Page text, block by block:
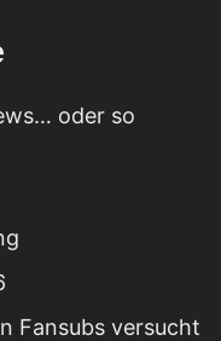
oder so
Fansubs versucht